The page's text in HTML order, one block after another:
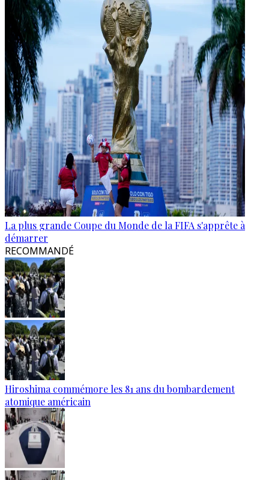
La plus grande Coupe du Monde de la FIFA s'apprête à
démarrer
RECOMMANDÉ
Hiroshima commémore les 81 ans du bombardement
atomique américain